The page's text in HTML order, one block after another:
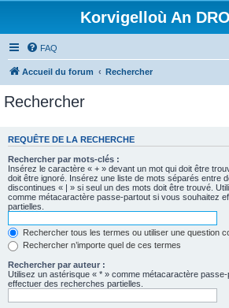
Korvigelloù An
FAQ
Accueil du forum Rechercher
Rechercher
REQUÊTE DE LA RECHERCHE
Rechercher par mots-clés :
Insérez le caractère « + » devant un mot qui doit être
doit être ignoré. Insérez une liste de mots séparés entre
discontinues « | » si seul un des mots doit être trouvé.
comme métacaractère passe-partout si vous souhaitez
partielles.
Rechercher tous les termes ou utiliser une question
Rechercher n’importe quel de ces termes
Rechercher par auteur :
Utilisez un astérisque « * » comme métacaractère
effectuer des recherches partielles.